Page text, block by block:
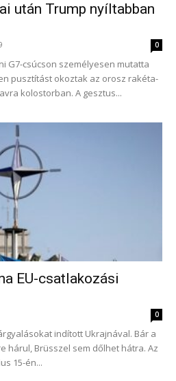
után Trump nyíltabban
0
G7-csúcson személyesen mutatta
pusztítást okoztak az orosz rakéta-
kolostorban. A gesztus...
EU-csatlakozási
0
indított Ukrajnával. Bár a
hárul, Brüsszel sem dőlhet hátra. Az
15-én...